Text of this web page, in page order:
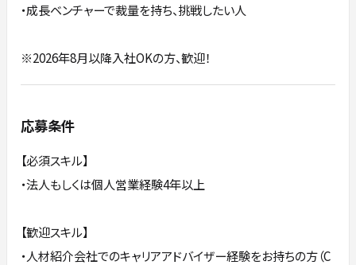
・成長ベンチャーで裁量を持ち、挑戦したい人
※2026年8月以降入社OKの方、歓迎！
応募条件
【必須スキル】
・法人もしくは個人営業経験4年以上
【歓迎スキル】
・人材紹介会社でのキャリアアドバイザー経験をお持ちの方（C